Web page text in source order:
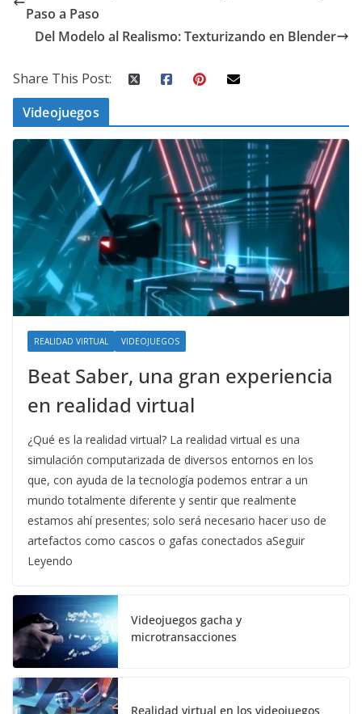
Paso a Paso
Del Modelo al Realismo: Texturizando en Blender
Share This Post:
Videojuegos
REALIDAD VIRTUAL VIDEOJUEGOS
Beat Saber, una gran experiencia
en realidad virtual
¿Qué es la realidad virtual? La realidad virtual es una
simulación computarizada de diversos entornos en los
que, con ayuda de la tecnología podemos entrar a un
mundo totalmente diferente y sentir que realmente
estamos ahí presentes; solo será necesario hacer uso de
artefactos como cascos o gafas conectados aSeguir
Leyendo
Videojuegos gacha y
microtransacciones
Realidad virtual en los videojuegos